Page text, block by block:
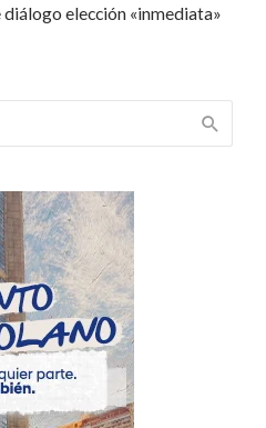
elección «inmediata»